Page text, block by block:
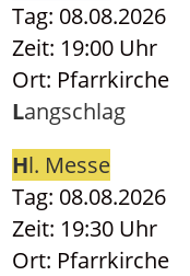
Tag: 08.08.2026
Zeit: 19:00 Uhr
Ort: Pfarrkirche
Langschlag
Hl. Messe
Tag: 08.08.2026
Zeit: 19:30 Uhr
Ort: Pfarrkirche